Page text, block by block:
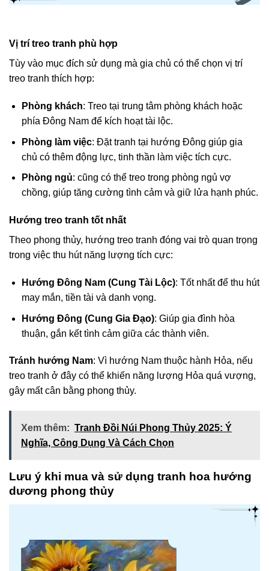
Vị trí treo tranh phù hợp
Tùy vào mục đích sử dụng mà gia chủ có thể chọn vị trí
treo tranh thích hợp:
Phòng khách: Treo tại trung tâm phòng khách hoặc
phía Đông Nam để kích hoạt tài lộc.
Phòng làm việc: Đặt tranh tại hướng Đông giúp gia
chủ có thêm động lực, tinh thần làm việc tích cực.
Phòng ngủ: cũng có thể treo trong phòng ngủ vợ
chồng, giúp tăng cường tình cảm và giữ lửa hạnh phúc.
Hướng treo tranh tốt nhất
Theo phong thủy, hướng treo tranh đóng vai trò quan trọng
trong việc thu hút năng lượng tích cực:
Hướng Đông Nam (Cung Tài Lộc): Tốt nhất để thu hút
may mắn, tiền tài và danh vọng.
Hướng Đông (Cung Gia Đạo): Giúp gia đình hòa
thuận, gắn kết tình cảm giữa các thành viên.
Tránh hướng Nam: Vì hướng Nam thuộc hành Hỏa, nếu
treo tranh ở đây có thể khiến năng lượng Hỏa quá vượng,
gây mất cân bằng phong thủy.
Xem thêm: Tranh Đồi Núi Phong Thủy 2025: Ý
Nghĩa, Công Dụng Và Cách Chọn
Lưu ý khi mua và sử dụng tranh hoa hướng
dương phong thủy